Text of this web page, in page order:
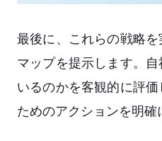
最後に、これらの戦略
マップを提示します。
いるのかを客観的に評
ためのアクションを明確